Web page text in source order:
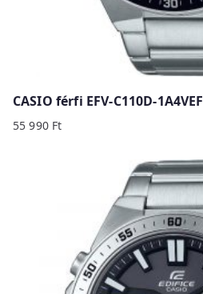
CASIO férfi EFV-C110D-1A4VEF
55 990 Ft